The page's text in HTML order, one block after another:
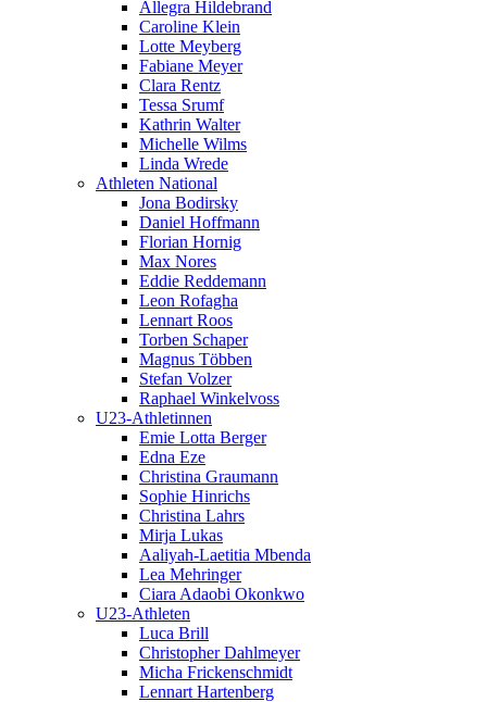
Allegra Hildebrand
Caroline Klein
Lotte Meyberg
Fabiane Meyer
Clara Rentz
Tessa Srumf
Kathrin Walter
Michelle Wilms
Linda Wrede
Athleten National
Jona Bodirsky
Daniel Hoffmann
Florian Hornig
Max Nores
Eddie Reddemann
Leon Rofagha
Lennart Roos
Torben Schaper
Magnus Többen
Stefan Volzer
Raphael Winkelvoss
U23-Athletinnen
Emie Lotta Berger
Edna Eze
Christina Graumann
Sophie Hinrichs
Christina Lahrs
Mirja Lukas
Aaliyah-Laetitia Mbenda
Lea Mehringer
Ciara Adaobi Okonkwo
U23-Athleten
Luca Brill
Christopher Dahlmeyer
Micha Frickenschmidt
Lennart Hartenberg